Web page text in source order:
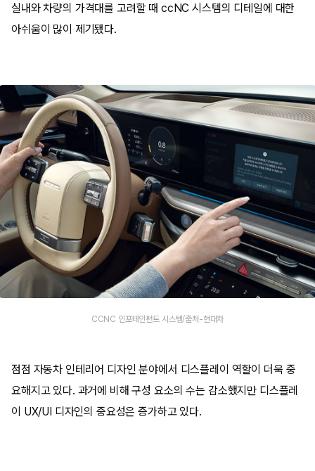
실내와 차량의 가격대를 고려할 때 ccNC 시스템의 디테일에 대한
아쉬움이 많이 제기됐다.
CCNC 인포테인펀트 시스템/출처-현대차
점점 자동차 인테리어 디자인 분야에서 디스플레이 역할이 더욱 중
요해지고 있다. 과거에 비해 구성 요소의 수는 감소했지만 디스플레
이 UX/UI 디자인의 중요성은 증가하고 있다.